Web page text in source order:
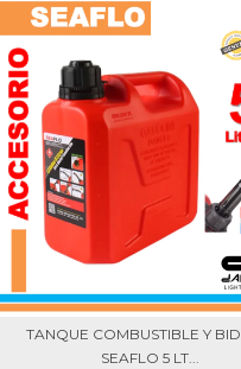
TANQUE COMBUSTIBLE Y
SEAFLO 5 LT...